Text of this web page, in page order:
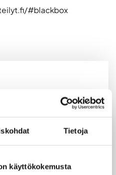
Tietoja
käyttökokemusta
#blackbox
joten
vuokraus
vuokrattavissa
mukanaan.